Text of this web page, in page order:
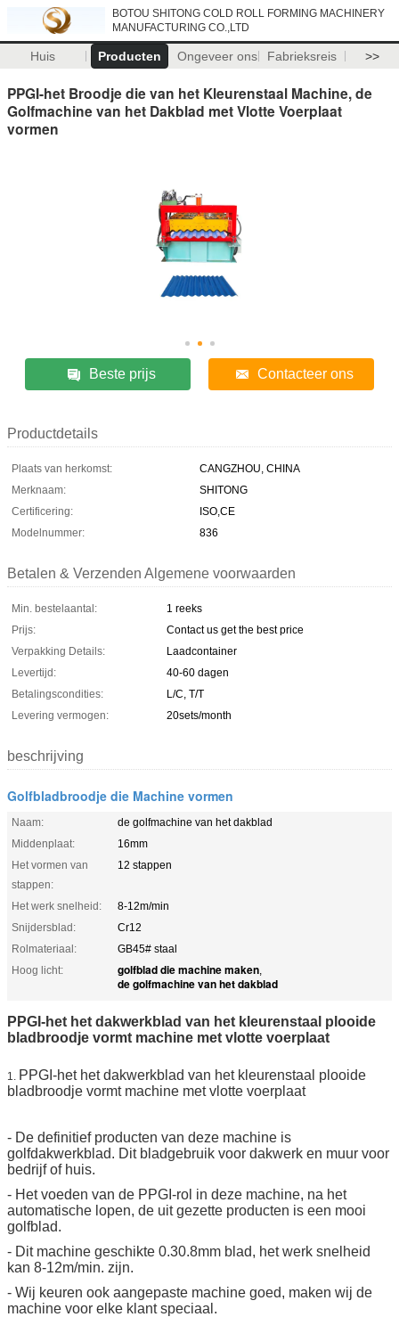
BOTOU SHITONG COLD ROLL FORMING MACHINERY
MANUFACTURING CO.,LTD
Huis Producten Ongeveer ons Fabrieksreis >>
PPGI-het Broodje die van het Kleurenstaal Machine, de
Golfmachine van het Dakblad met Vlotte Voerplaat
vormen
Beste prijs Contacteer ons
Productdetails
Plaats van herkomst:
CANGZHOU, CHINA
Merknaam:
SHITONG
Certificering:
ISO,CE
Modelnummer:
836
Betalen & Verzenden Algemene voorwaarden
Min. bestelaantal:
1 reeks
Prijs:
Contact us get the best price
Verpakking Details:
Laadcontainer
Levertijd:
40-60 dagen
Betalingscondities:
L/C, T/T
Levering vermogen:
20sets/month
beschrijving
Golfbladbroodje die Machine vormen
Naam:
de golfmachine van het dakblad
Middenplaat:
16mm
Het vormen van
stappen:
12 stappen
Het werk snelheid:
8-12m/min
Snijdersblad:
Cr12
Rolmateriaal:
GB45# staal
Hoog licht:
golfblad die machine maken,
de golfmachine van het dakblad
PPGI-het het dakwerkblad van het kleurenstaal plooide
bladbroodje vormt machine met vlotte voerplaat
1. PPGI-het het dakwerkblad van het kleurenstaal plooide
bladbroodje vormt machine met vlotte voerplaat
- De definitief producten van deze machine is
golfdakwerkblad. Dit bladgebruik voor dakwerk en muur voor
bedrijf of huis.
- Het voeden van de PPGI-rol in deze machine, na het
automatische lopen, de uit gezette producten is een mooi
golfblad.
- Dit machine geschikte 0.30.8mm blad, het werk snelheid
kan 8-12m/min. zijn.
- Wij keuren ook aangepaste machine goed, maken wij de
machine voor elke klant speciaal.